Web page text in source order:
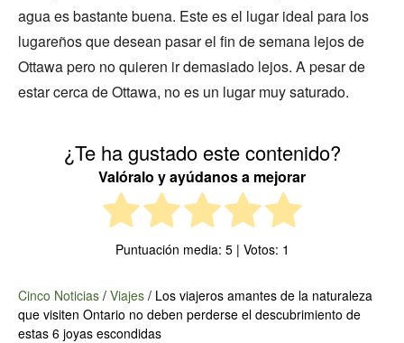
agua es bastante buena. Este es el lugar ideal para los
lugareños que desean pasar el fin de semana lejos de
Ottawa pero no quieren ir demasiado lejos. A pesar de
estar cerca de Ottawa, no es un lugar muy saturado.
¿Te ha gustado este contenido?
Valóralo y ayúdanos a mejorar
Puntuación media: 5| Votos: 1
Cinco Noticias / Viajes / Los viajeros amantes de la naturaleza
que visiten Ontario no deben perderse el descubrimiento de
estas 6 joyas escondidas